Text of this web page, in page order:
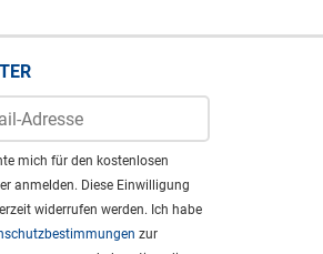
mich für den kostenlosen
anmelden. Diese Einwilligung
widerrufen werden. Ich habe
zur